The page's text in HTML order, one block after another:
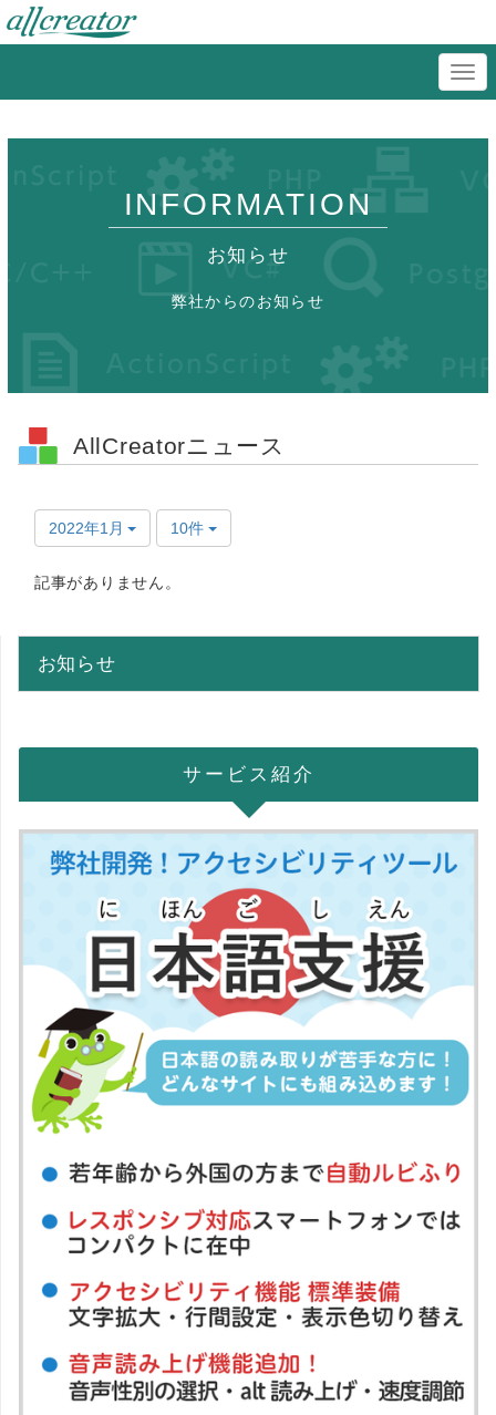
INFORMATION
お知らせ
弊社からのお知らせ
AllCreatorニュース
2022年1月 10件
記事がありません。
お知らせ
サービス紹介